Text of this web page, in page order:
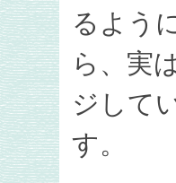
るよう
ら、実
ジして
す。